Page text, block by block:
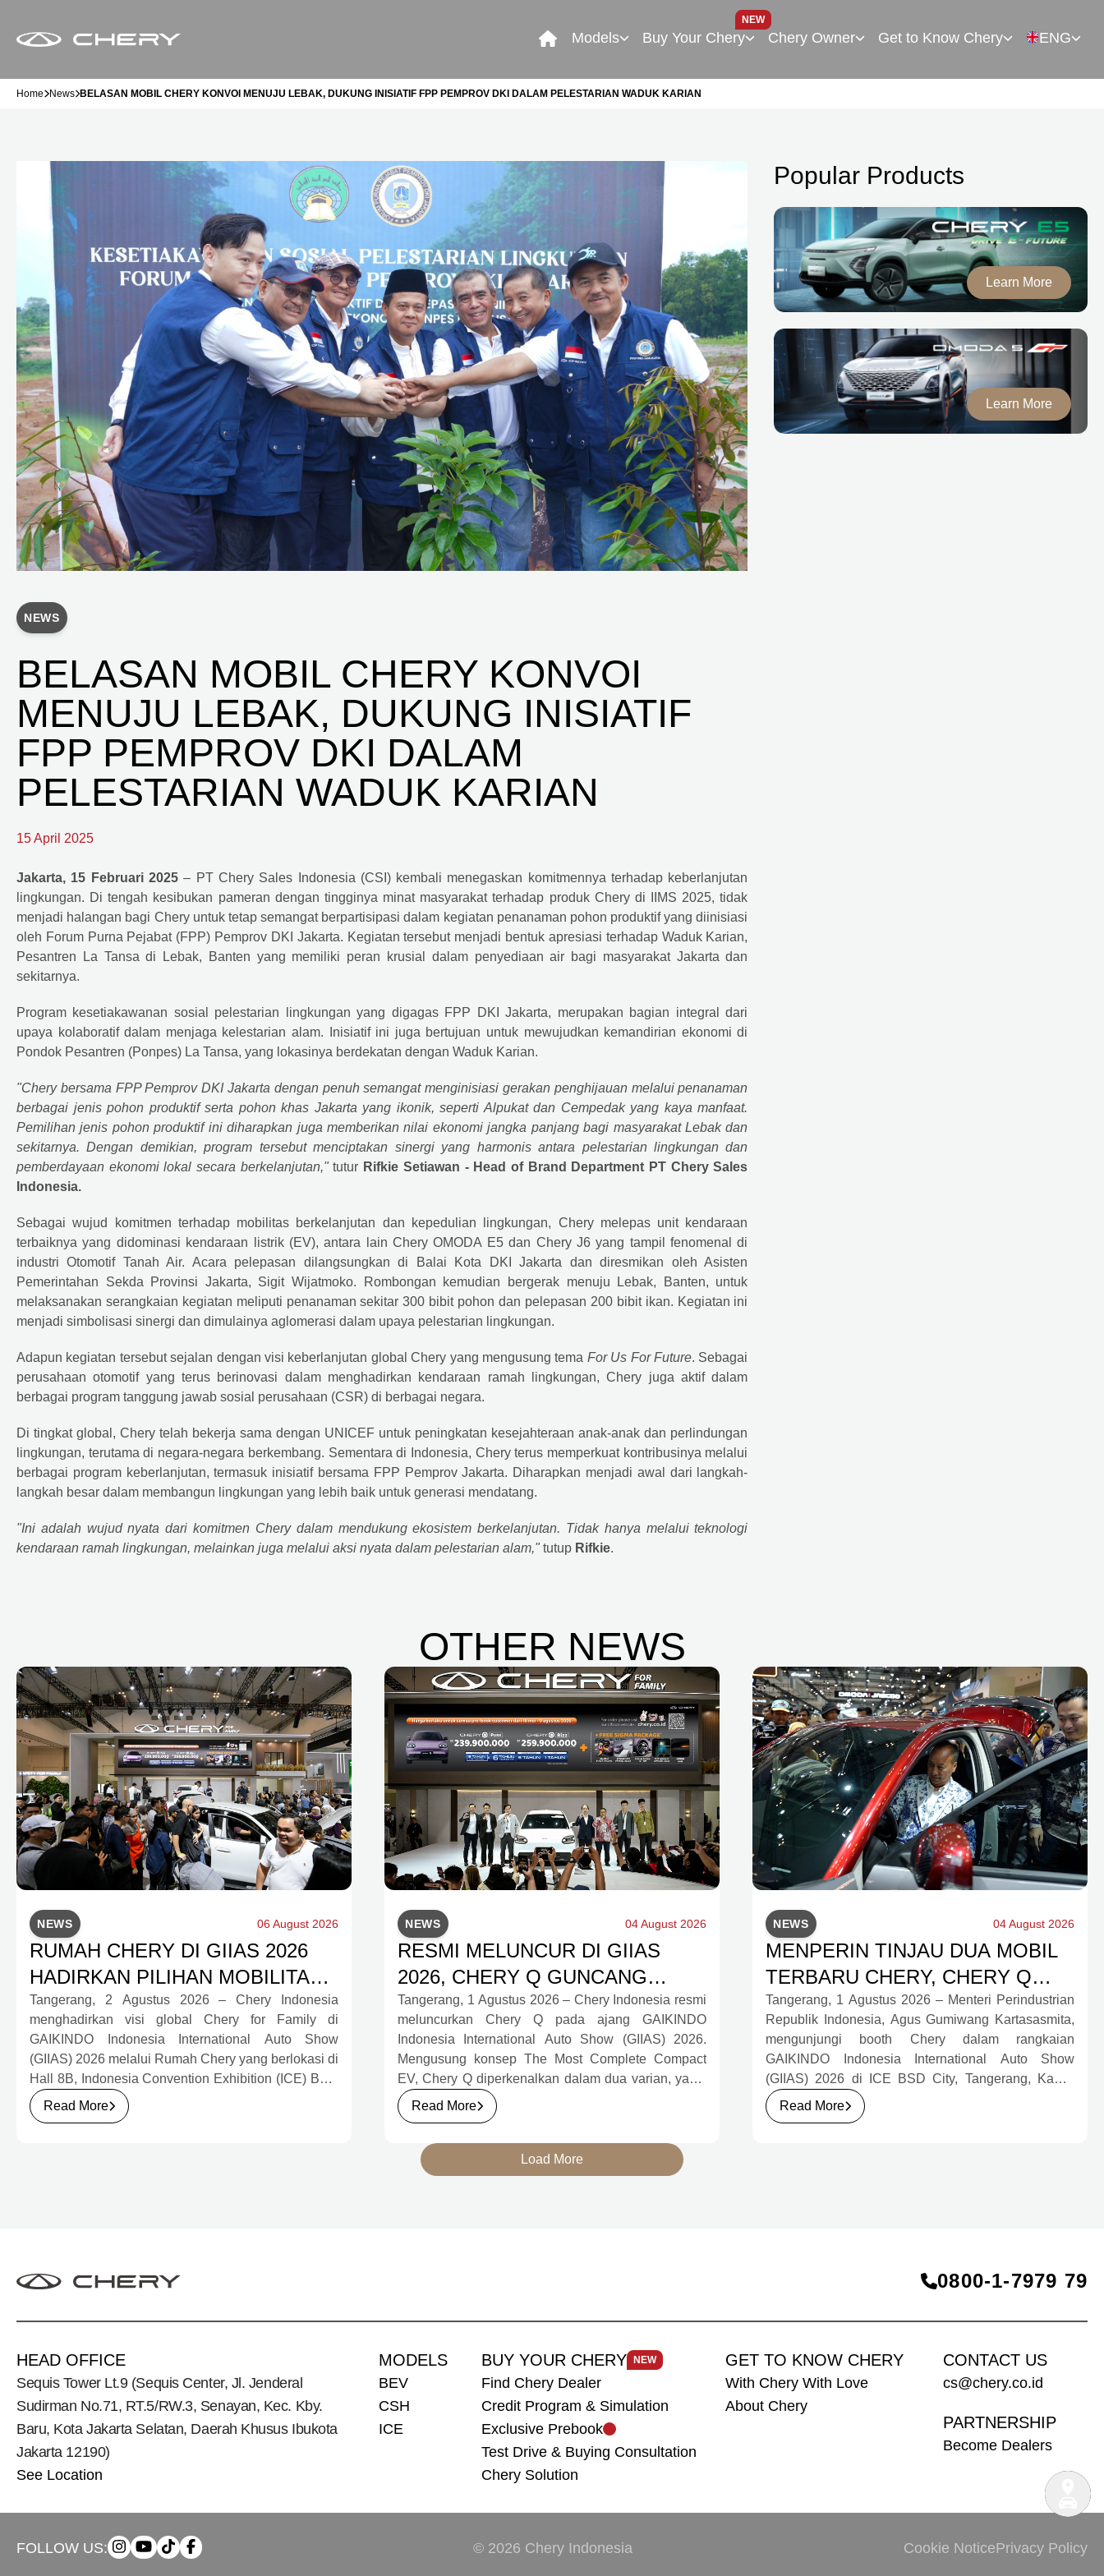
Models Buy Your Chery
NEW
Chery Owner Get to Know Chery ENG
Home News BELASAN MOBIL CHERY KONVOI MENUJU LEBAK, DUKUNG INISIATIF FPP PEMPROV DKI DALAM PELESTARIAN WADUK KARIAN
NEWS
BELASAN MOBIL CHERY KONVOI
MENUJU LEBAK, DUKUNG INISIATIF
FPP PEMPROV DKI DALAM
PELESTARIAN WADUK KARIAN
15 April 2025
Jakarta, 15 Februari 2025– PT CherySales Indonesia (CSI) kembali menegaskan komitmennya terhadap keberlanjutan
lingkungan. Di tengah kesibukan pameran dengan tingginya minat masyarakat terhadap produk Chery di IIMS 2025, tidak
menjadi halangan bagi Chery untuk tetap semangat berpartisipasi dalam kegiatan penanaman pohon produktif yang diinisiasi
oleh Forum Purna Pejabat (FPP) Pemprov DKI Jakarta. Kegiatan tersebut menjadi bentuk apresiasi terhadap Waduk Karian,
Pesantren La Tansa di Lebak, Banten yang memiliki peran krusial dalam penyediaan air bagi masyarakat Jakarta dan
sekitarnya.
Program kesetiakawanan sosial pelestarian lingkungan yang digagas FPP DKI Jakarta, merupakan bagian integral dari
upaya kolaboratif dalam menjaga kelestarian alam. Inisiatif ini juga bertujuan untuk mewujudkan kemandirian ekonomi di
Pondok Pesantren (Ponpes) La Tansa, yang lokasinya berdekatan dengan Waduk Karian.
"Cherybersama FPP Pemprov DKI Jakarta dengan penuh semangat menginisiasi gerakan penghijauan melalui penanaman
berbagai jenis pohon produktif serta pohon khas Jakarta yang ikonik, seperti Alpukat dan Cempedak yang kaya manfaat.
Pemilihan jenis pohon produktif ini diharapkan juga memberikan nilai ekonomi jangka panjang bagi masyarakat Lebak dan
sekitarnya. Dengan demikian, program tersebut menciptakan sinergi yang harmonis antara pelestarian lingkungan dan
pemberdayaan ekonomi lokal secara berkelanjutan,"tutur Rifkie Setiawan - Head of Brand Department PT CherySales
Indonesia.
Sebagai wujud komitmen terhadap mobilitas berkelanjutan dan kepedulian lingkungan, Cherymelepas unit kendaraan
terbaiknya yang didominasi kendaraan listrik (EV), antara lain Chery OMODA E5 dan Chery J6 yang tampil fenomenal di
industri Otomotif Tanah Air. Acara pelepasan dilangsungkan di Balai Kota DKI Jakarta dan diresmikan oleh Asisten
Pemerintahan Sekda Provinsi Jakarta, Sigit Wijatmoko. Rombongan kemudian bergerak menuju Lebak, Banten, untuk
melaksanakan serangkaian kegiatan meliputi penanaman sekitar 300 bibit pohon dan pelepasan 200 bibit ikan. Kegiatan ini
menjadi simbolisasi sinergi dan dimulainya aglomerasi dalam upaya pelestarian lingkungan.
Adapun kegiatan tersebut sejalan dengan visi keberlanjutan globalChery yang mengusung tema For Us For Future. Sebagai
perusahaan otomotif yang terus berinovasi dalam menghadirkan kendaraan ramah lingkungan,Chery juga aktif dalam
berbagai program tanggung jawab sosial perusahaan (CSR) di berbagai negara.
Di tingkat global,Chery telah bekerja sama dengan UNICEF untuk peningkatan kesejahteraan anak-anak dan perlindungan
lingkungan, terutama di negara-negara berkembang. Sementara di Indonesia, Cheryterus memperkuat kontribusinya melalui
berbagai program keberlanjutan, termasuk inisiatif bersama FPP Pemprov Jakarta. Diharapkan menjadi awal dari langkah-
langkah besar dalam membangun lingkungan yang lebih baik untuk generasi mendatang.
"Ini adalah wujud nyata dari komitmen Cherydalam mendukung ekosistem berkelanjutan. Tidak hanya melalui teknologi
kendaraan ramah lingkungan, melainkan juga melalui aksi nyata dalam pelestarian alam,"tutup Rifkie.
Popular Products
Learn More
Learn More
OTHER NEWS
NEWS 06 August 2026
RUMAH CHERY DI GIIAS 2026
HADIRKAN PILIHAN MOBILITAS
LENGKAP DAN PROGRAM
APRESIASI KONSUMEN
BERNILAI HAMPIR RP1 MILIAR
Tangerang, 2 Agustus 2026 – Chery Indonesia
menghadirkan visi global Chery for Family di
GAIKINDO Indonesia International Auto Show
(GIIAS) 2026 melalui Rumah Chery yang berlokasi di
Hall 8B, Indonesia Convention Exhibition (ICE) BSD
City. Mengusung konsep rumah yang hangat dan
inklusif, Chery menghadirkan pengalaman
Read More
NEWS 04 August 2026
RESMI MELUNCUR DI GIIAS
2026, CHERY Q GUNCANG
PASAR OTOMOTIF MELALUI
HARGA SPESIAL MULAI RP239,9
JUTA
Tangerang, 1 Agustus 2026 – Chery Indonesia resmi
meluncurkan Chery Q pada ajang GAIKINDO
Indonesia International Auto Show (GIIAS) 2026.
Mengusung konsep The Most Complete Compact
EV, Chery Q diperkenalkan dalam dua varian, yakni
Chery Q Pure dan Chery Q Rizz, untuk
mengakomodasi kebutuhan mobilitas serta
Read More
NEWS 04 August 2026
MENPERIN TINJAU DUA MOBIL
TERBARU CHERY, CHERY Q
DAN J6T CSH YANG JADI
SOROTAN DI GIIAS 2026
Tangerang, 1 Agustus 2026 – Menteri Perindustrian
Republik Indonesia, Agus Gumiwang Kartasasmita,
mengunjungi booth Chery dalam rangkaian
GAIKINDO Indonesia International Auto Show
(GIIAS) 2026 di ICE BSD City, Tangerang, Kamis
(30/7). Dalam kunjungan tersebut, Menteri
Perindustrian meninjau dua produk elektrifikasi
Read More
Load More
0800‑1‑7979 79
HEAD OFFICE
Sequis Tower Lt.9 (Sequis Center, Jl. Jenderal
Sudirman No.71, RT.5/RW.3, Senayan, Kec. Kby.
Baru, Kota Jakarta Selatan, Daerah Khusus Ibukota
Jakarta 12190)
See Location
MODELS
BEV
CSH
ICE
BUY YOUR CHERY NEW
Find Chery Dealer
Credit Program & Simulation
Exclusive Prebook
Test Drive & Buying Consultation
Chery Solution
GET TO KNOW CHERY
With Chery With Love
About Chery
CONTACT US
cs@chery.co.id
PARTNERSHIP
Become Dealers
FOLLOW US: © 2026 Chery Indonesia Cookie NoticePrivacy Policy